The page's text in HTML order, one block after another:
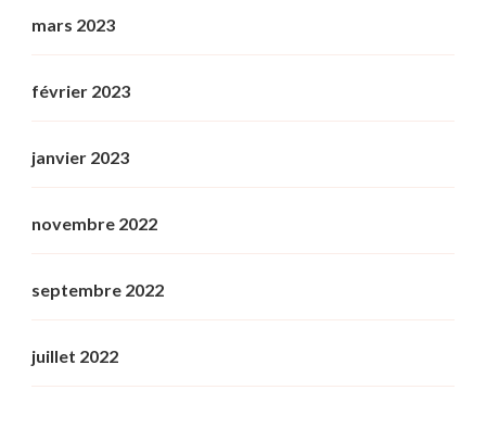
mars 2023
février 2023
janvier 2023
novembre 2022
septembre 2022
juillet 2022